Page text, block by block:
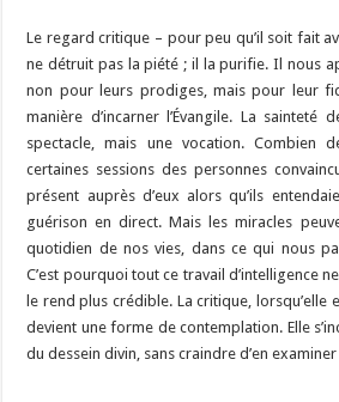
Le regard critique – pour peu qu’il soit fait
ne détruit pas la piété ; il la purifie. Il nous
non pour leurs prodiges, mais pour leur
manière d’incarner l’Évangile. La sainteté
spectacle, mais une vocation.
certaines sessions des personnes
présent auprès d’eux alors qu’ils
guérison en direct. Mais les miracles
quotidien de nos vies, dans ce qui nous
C’est pourquoi tout ce travail d’intelligence
le rend plus crédible. La critique, lorsqu’elle
devient une forme de contemplation. Elle
du dessein divin, sans craindre d’en